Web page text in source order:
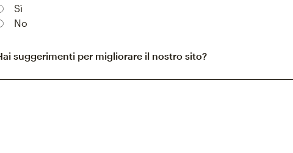
Sì
No
suggerimenti per migliorare il nostro sito?